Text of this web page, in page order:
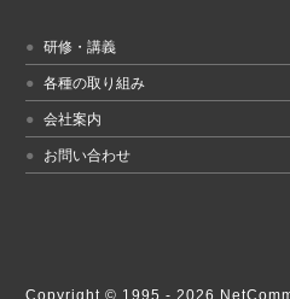
研修・講義
各種の取り組み
会社案内
お問い合わせ
Copyright © 1995 -2026